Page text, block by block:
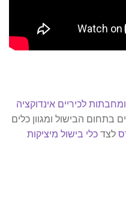
לכיריים אינדוקציה
בתחום הבישול ומגוון כלים
לצדכלי בישול מיציקות